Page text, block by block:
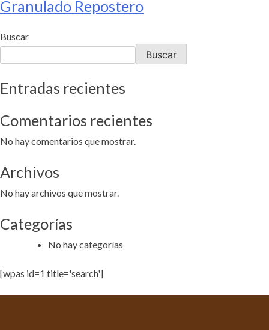
Granulado Repostero
Buscar
Buscar
Entradas recientes
Comentarios recientes
No hay comentarios que mostrar.
Archivos
No hay archivos que mostrar.
Categorías
No hay categorías
[wpas id=1 title='search']